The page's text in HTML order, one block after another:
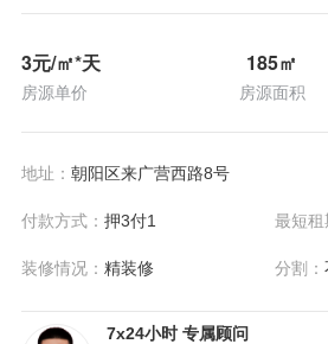
3元/㎡*天
房源单价
185㎡
房源面积
地址： 朝阳区来广营西路8号
付款方式： 押3付1 最短租
装修情况： 精装修 分割：
7x24小时 专属顾问